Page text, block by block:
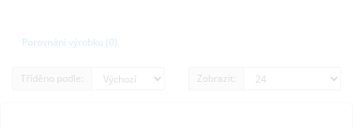
Porovnání výrobku (0)
Tříděno podle: Zobrazit: